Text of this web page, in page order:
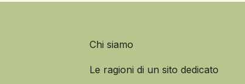
Chi siamo
Le ragioni di un sito dedicato